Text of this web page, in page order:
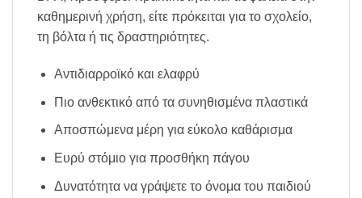
καθημερινή χρήση, είτε πρόκειται για το σχολείο,
τη βόλτα ή τις δραστηριότητες.
Αντιδιαρροϊκό και ελαφρύ
Πιο ανθεκτικό από τα συνηθισμένα πλαστικά
Αποσπώμενα μέρη για εύκολο καθάρισμα
Ευρύ στόμιο για προσθήκη πάγου
Δυνατότητα να γράψετε το όνομα του παιδιού